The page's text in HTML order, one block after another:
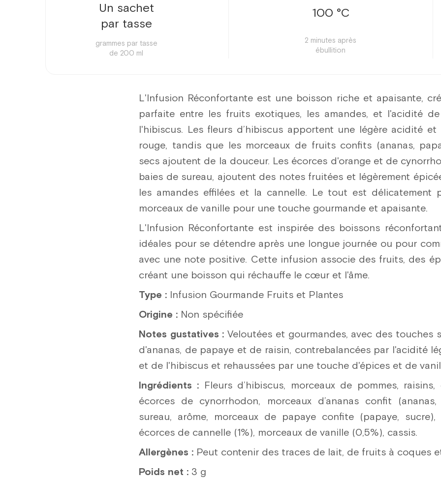
Un sachet
par tasse
grammes par tasse
de 200 ml
100 °C
2 minutes après
ébullition
L'Infusion Réconfortante est une boisson riche et apaisante,
parfaite entre les fruits exotiques, les amandes, et l'acidité
l'hibiscus. Les fleurs d’hibiscus apportent une légère acidité
rouge, tandis que les morceaux de fruits confits (ananas,
secs ajoutent de la douceur. Les écorces d'orange et de
baies de sureau, ajoutent des notes fruitées et légèrement
les amandes effilées et la cannelle. Le tout est délicatement
morceaux de vanille pour une touche gourmande et apaisante.
L'Infusion Réconfortante est inspirée des boissons
idéales pour se détendre après une longue journée ou pour
avec une note positive. Cette infusion associe des fruits, des
créant une boisson qui réchauffe le cœur et l'âme.
Type : Infusion Gourmande Fruits et Plantes
Origine : Non spécifiée
Notes gustatives : Veloutées et gourmandes, avec des touches
d'ananas, de papaye et de raisin, contrebalancées par l'acidité
et de l'hibiscus et rehaussées par une touche d'épices et de
Ingrédients : Fleurs d’hibiscus, morceaux de pommes, raisins,
écorces de cynorrhodon, morceaux d’ananas confit
sureau, arôme, morceaux de papaye confite (papaye, sucre),
écorces de cannelle (1%), morceaux de vanille (0,5%), cassis.
Allergènes : Peut contenir des traces de lait, de fruits à coques
Poids net : 3 g